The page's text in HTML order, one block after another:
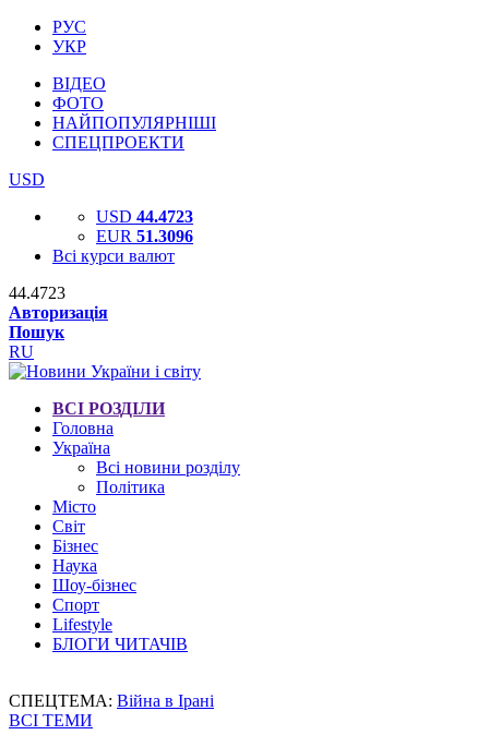
РУС
УКР
ВІДЕО
ФОТО
НАЙПОПУЛЯРНІШІ
СПЕЦПРОЕКТИ
USD
USD 44.4723
EUR 51.3096
Всі курси валют
44.4723
Авторизація
Пошук
RU
ВСІ РОЗДІЛИ
Головна
Україна
Всі новини розділу
Політика
Місто
Світ
Бізнес
Наука
Шоу-бізнес
Спорт
Lifestyle
БЛОГИ ЧИТАЧІВ
СПЕЦТЕМА: Війна в Ірані
ВСІ ТЕМИ